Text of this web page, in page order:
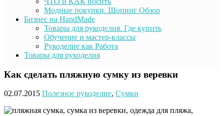
Модные покупки. Шопинг Обзор
Бизнес на HandMade
Товары для рукоделия. Где купить
Обучение и мастер-классы
Рукоделие как Работа
Товары для рукоделия
Как сделать пляжную сумку из веревки
02.07.2015 Полезное рукоделие, Сумки